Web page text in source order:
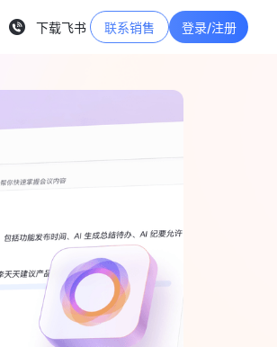
下载飞书 联系销售 登录/注册